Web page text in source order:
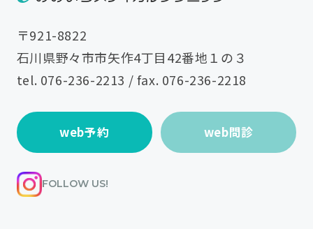
〒921-8822
石川県野々市市矢作4丁目42番地１の３
tel. 076-236-2213 / fax. 076-236-2218
web予約 web問診
FOLLOW US!